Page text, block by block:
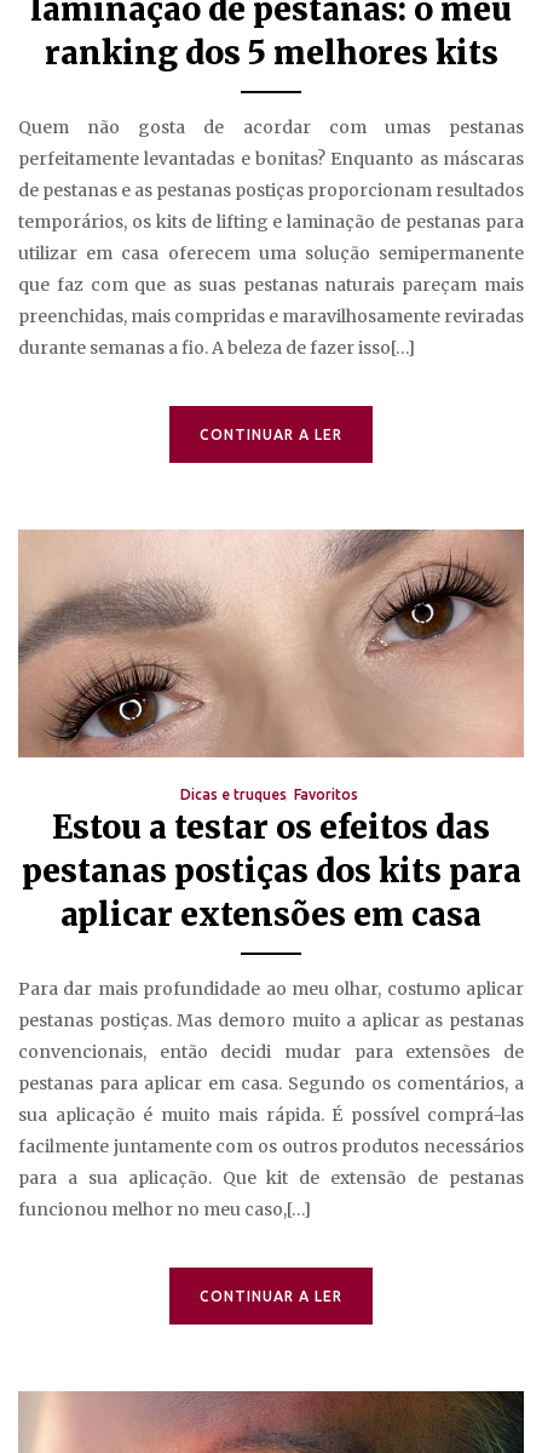
laminação de pestanas: o meu
ranking dos 5 melhores kits
Quem não gosta de acordar com umas pestanas
perfeitamente levantadas e bonitas? Enquanto as máscaras
de pestanas e as pestanas postiças proporcionam resultados
temporários, os kits de lifting e laminação de pestanas para
utilizar em casa oferecem uma solução semipermanente
que faz com que as suas pestanas naturais pareçam mais
preenchidas, mais compridas e maravilhosamente reviradas
durante semanas a fio. A beleza de fazer isso[…]
CONTINUAR A LER
Dicas e truques Favoritos
Estou a testar os efeitos das
pestanas postiças dos kits para
aplicar extensões em casa
Para dar mais profundidade ao meu olhar, costumo aplicar
pestanas postiças. Mas demoro muito a aplicar as pestanas
convencionais, então decidi mudar para extensões de
pestanas para aplicar em casa. Segundo os comentários, a
sua aplicação é muito mais rápida. É possível comprá-las
facilmente juntamente com os outros produtos necessários
para a sua aplicação. Que kit de extensão de pestanas
funcionou melhor no meu caso,[…]
CONTINUAR A LER